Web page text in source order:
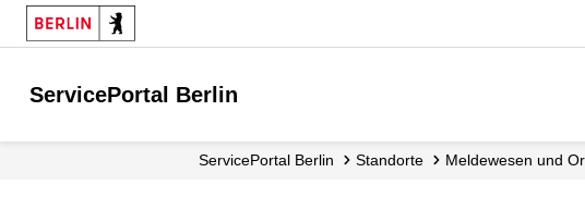
ServicePortal Berlin
ServicePortal Berlin Standorte Meldewesen und